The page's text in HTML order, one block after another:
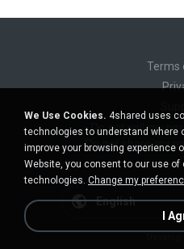
Terms
Do not sell my
Do not share my
English
We Use Cookies. 4shared uses
technologies to understand where
improve your browsing experience
Website, you consent to our use
technologies. Change my
I